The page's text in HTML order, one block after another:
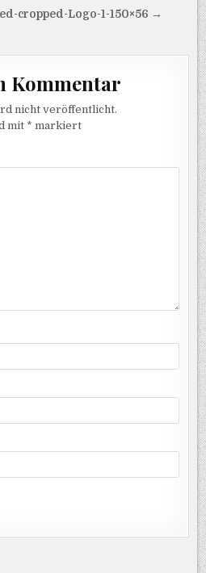
cropped-Logo-1-150×56 →
Kommentar
nicht veröffentlicht.
mit * markiert